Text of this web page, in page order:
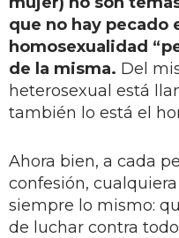
que no hay pecado
homosexualidad
de la misma. Del
heterosexual está
también lo está el
Ahora bien, a cada
confesión,
siempre lo mismo:
de luchar contra